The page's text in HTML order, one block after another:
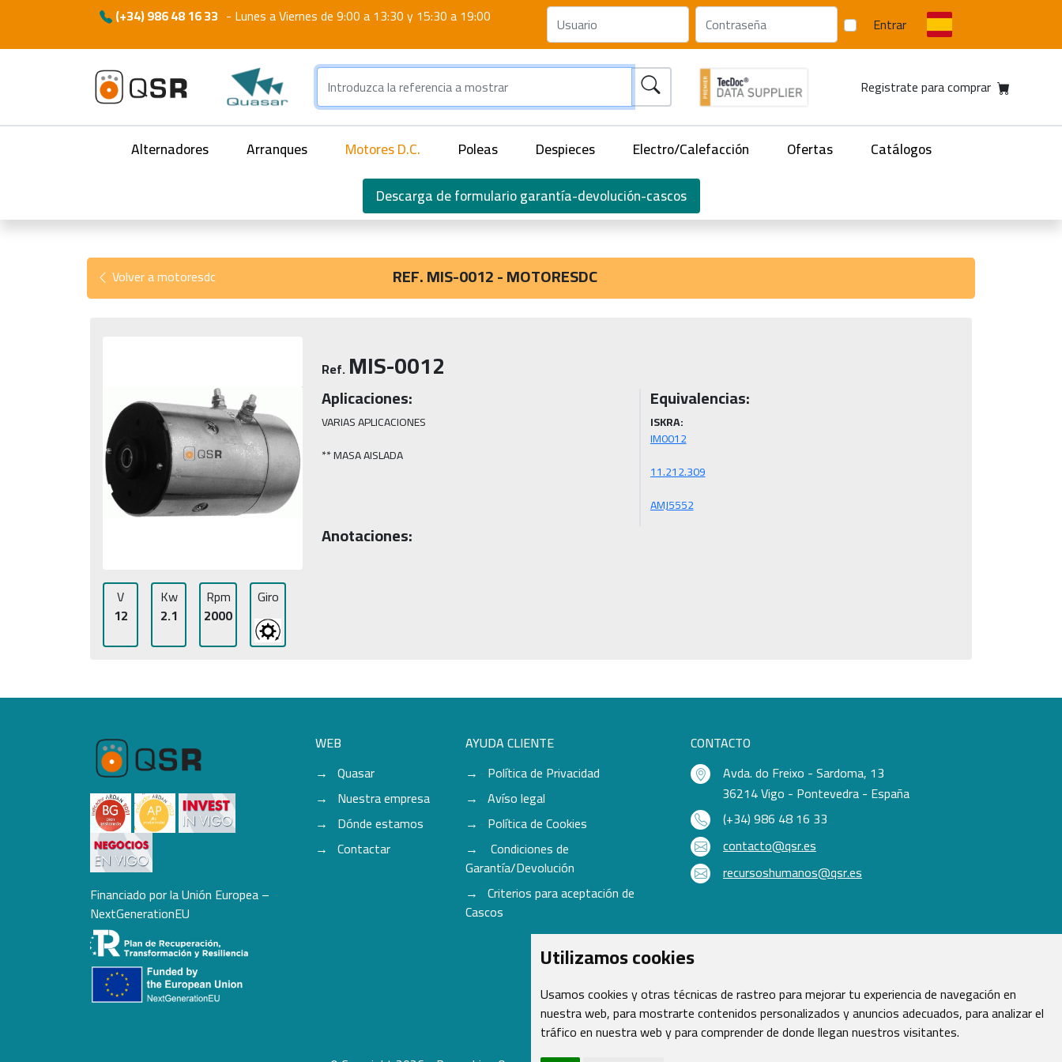
Utilizamos cookies
Usamos cookies y otras técnicas de rastreo para mejorar tu experiencia de navegación en
nuestra web, para mostrarte contenidos personalizados y anuncios adecuados, para analizar el
tráfico en nuestra web y para comprender de donde llegan nuestros visitantes.
(+34) 986 48 16 33 - Lunes a Viernes de 9:00 a 13:30 y 15:30 a 19:00 Entrar
Registrate para comprar
Alternadores Arranques Motores D.C. Poleas Despieces Electro/Calefacción Ofertas
Catálogos
Descarga de formulario garantía-devolución-cascos
Volver a motoresdc REF. MIS-0012 - MOTORESDC
V
12
Kw
2.1
Rpm
2000
Giro
Ref. MIS-0012
Aplicaciones:
VARIAS APLICACIONES
** MASA AISLADA
Equivalencias:
ISKRA:
IM0012
11.212.309
AMJ5552
Anotaciones:
Financiado por la Unión Europea –
NextGenerationEU
WEB
Quasar
Nuestra empresa
Dónde estamos
Contactar
AYUDA CLIENTE
Política de Privacidad
Avíso legal
Política de Cookies
Condiciones de
Garantía/Devolución
Criterios para aceptación de
Cascos
CONTACTO
Avda. do Freixo - Sardoma, 13
36214 Vigo - Pontevedra - España
(+34) 986 48 16 33
contacto@qsr.es
recursoshumanos@qsr.es